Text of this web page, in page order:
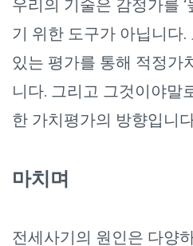
우리의 기술은 감정가를 ‘
기 위한 도구가 아닙니다
있는 평가를 통해 적정가
니다. 그리고 그것이야말
한 가치평가의 방향입니
마치며
전세사기의 원인은 다양